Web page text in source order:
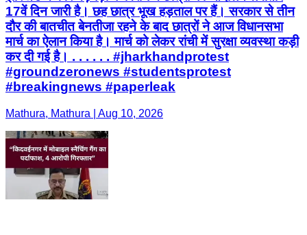
17वें दिन जारी है। छह छात्र भूख हड़ताल पर हैं। सरकार से तीन
दौर की बातचीत बेनतीजा रहने के बाद छात्रों ने आज विधानसभा
मार्च का ऐलान किया है। मार्च को लेकर रांची में सुरक्षा व्यवस्था कड़ी
कर दी गई है। . . . . . . #jharkhandprotest
#groundzeronews #studentsprotest
#breakingnews #paperleak
Mathura, Mathura | Aug 10, 2026